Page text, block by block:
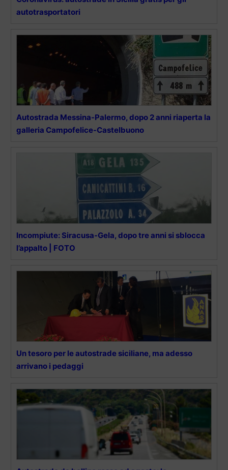
autotrasportatori
Autostrada Messina-Palermo, dopo 2 anni riaperta la
galleria Campofelice-Castelbuono
Incompiute: Siracusa-Gela, dopo tre anni si sblocca
l’appalto | FOTO
Un tesoro per le autostrade siciliane, ma adesso
arrivano i pedaggi